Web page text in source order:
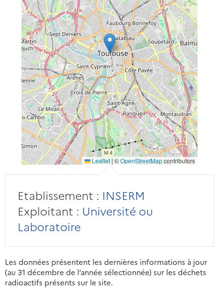
Leaflet | ©OpenStreetMapcontributors
Etablissement : INSERM
Exploitant : Université ou
Laboratoire
Les données présentent les dernières informations à jour
(au 31 décembre de l’année sélectionnée) sur les déchets
radioactifs présents sur le site.